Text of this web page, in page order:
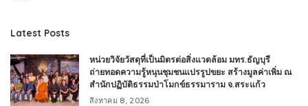
Latest Posts
หน่วยวิจัยวัสดุที่เป็นมิตรต่อสิ่งแวดล้อม มทร.ธัญบุรี
ถ่ายทอดความรู้หนุนชุมชนแปรรูปขยะ สร้างมูลค่าเพิ่ม ณ
สำนักปฏิบัติธรรมป่าโมกข์ธรรมาราม จ.สระแก้ว
สิงหาคม 8, 2026